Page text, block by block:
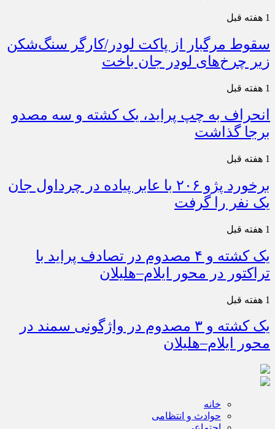
1 هفته قبل
سقوط مرگبار از پاکت لودر/کارگر سنگ‌شکن
زیر چرخ‌های لودر جان باخت
1 هفته قبل
انحراف به چپ پراید، یک کشته و سه مصدو
برجا گذاشت
1 هفته قبل
برخورد پژو ۲۰۶ با عابر پیاده در چرداول جان
یک نفر را گرفت
1 هفته قبل
یک کشته و ۴ مصدوم در تصادف پراید با
تراکتور در محور ایلام–هلیلان
1 هفته قبل
یک کشته و ۳ مصدوم در واژگونی سمند در
محور ایلام–هلیلان
خانه
حوادث و انتظامی